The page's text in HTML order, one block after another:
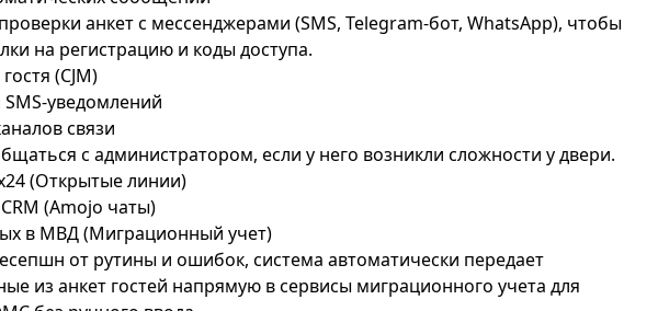
анкет с мессенджерами (SMS, Telegram-бот, WhatsApp), чтобы
на регистрацию и коды доступа.
(CJM)
уведомлений
связи
с администратором, если у него возникли сложности у двери.
(Открытые линии)
(Amojo чаты)
в МВД (Миграционный учет)
от рутины и ошибок, система автоматически передает
из анкет гостей напрямую в сервисы миграционного учета для